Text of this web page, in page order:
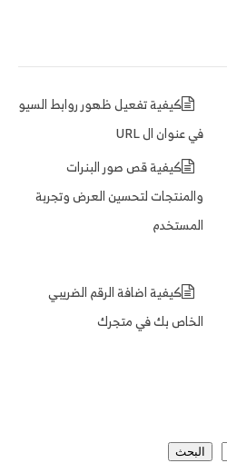
كيفية تفعيل ظهور روابط السيو
في عنوان ال URL
كيفية قص صور البنرات
والمنتجات لتحسين العرض وتجربة
المستخدم
كيفية اضافة الرقم الضريبي
الخاص بك في متجرك
البحث